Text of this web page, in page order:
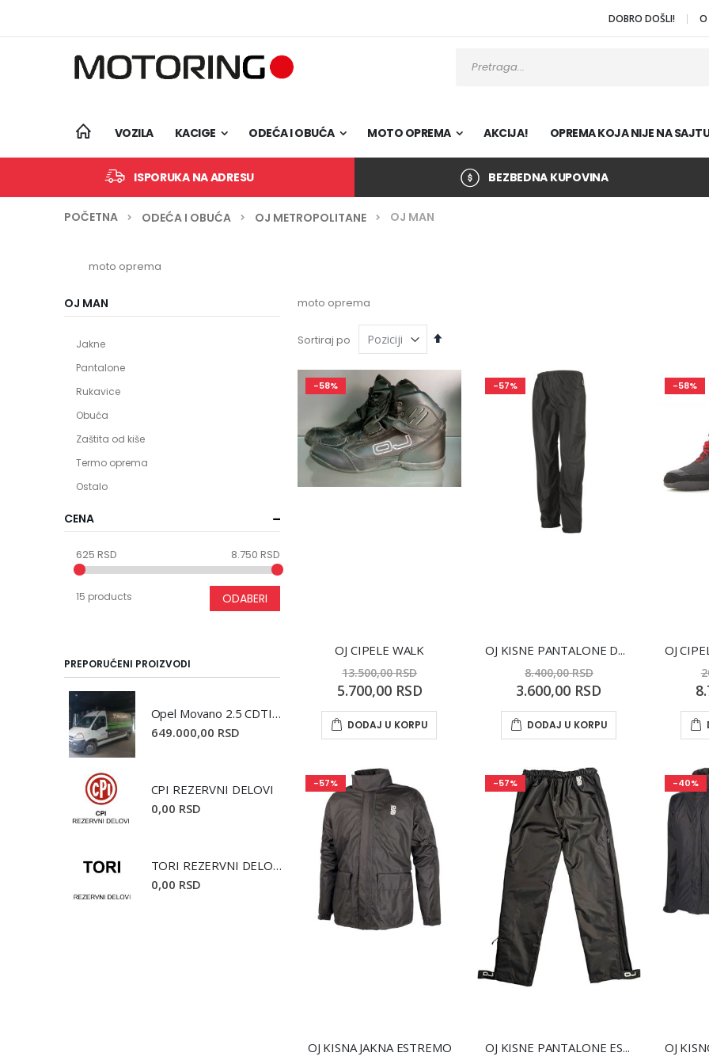
DOBRO DOŠLI!
Pretraži
VOZILA KACIGE ODEĆA I OBUĆA MOTO OPREMA AKCIJA! OPREMA KOJA NIJE NA
ISPORUKA NA ADRESU BEZBEDNA KUPOVINA
POČETNA ODEĆA I OBUĆA OJ METROPOLITANE OJ MAN
moto oprema
moto oprema
Sortiraj po
Podesi
-58%
OJ CIPELE WALK
13.500,00 RSD
Special
Price
5.700,00 RSD
DODAJ U KORPU
-57%
OJ KISNE PANTALONE DOWN
8.400,00 RSD
Special
Price
3.600,00 RSD
DODAJ U KORPU
-58%
-57%
OJ KISNA JAKNA ESTREMO
-57%
OJ KISNE PANTALONE ESTREMO
-40%
OJ MAN
Jakne
Pantalone
Rukavice
Obuća
Zaštita od kiše
Termo oprema
Ostalo
CENA
625 RSD 8.750 RSD
15 products ODABERI
PREPORUĆENI PROIZVODI
Opel Movano 2.5 CDTI 2008. godište
649.000,00 RSD
CPI REZERVNI DELOVI
0,00 RSD
TORI REZERVNI DELOVI
0,00 RSD
0,00 RSD
DAYTONA LEOPARD REZERVNI DELOVI
0,00 RSD
0,00 RSD
0,00 RSD
0,00 RSD
0,00 RSD